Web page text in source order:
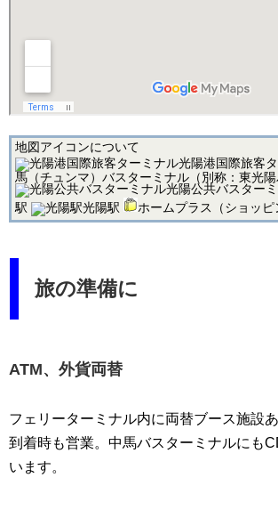
地図アイコンについて
光陽港国際旅客
馬（チュンマ）バスターミナル（別称：東光陽
光陽公共バスター
駅
光陽駅 ホームプラス（ショッピ
旅の準備に
ATM、外貨両替
フェリーターミナル内に両替ブース施設
到着時も営業。中馬バスターミナルにも
います。